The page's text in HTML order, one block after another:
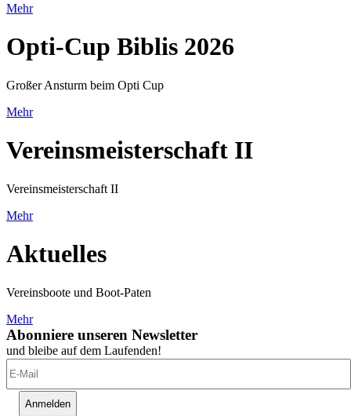
Mehr
Opti-Cup Biblis 2026
Großer Ansturm beim Opti Cup
Mehr
Vereinsmeisterschaft II
Vereinsmeisterschaft II
Mehr
Aktuelles
Vereinsboote und Boot-Paten
Mehr
Abonniere unseren Newsletter
und bleibe auf dem Laufenden!
Anmelden